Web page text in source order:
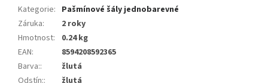
Kategorie: Pašmínové šály jednobarevné
Záruka:
2 roky
Hmotnost:
0.24 kg
EAN:
8594208592365
Barva::
žlutá
Odstín::
žlutá